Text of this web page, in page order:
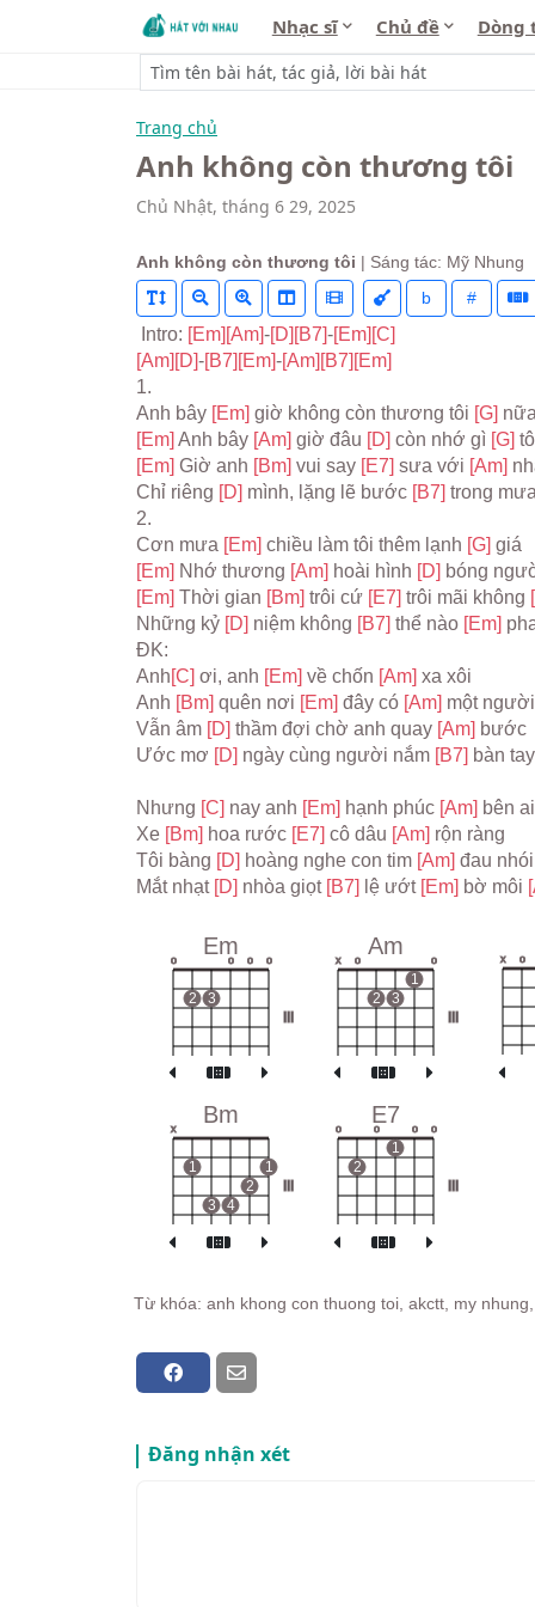
Nhạc sĩ Chủ đề Dòng
Trang chủ
Anh không còn thương tôi
Chủ Nhật, tháng 6 29, 2025
Anh không còn thương tôi | Sáng tác: Mỹ Nhung
b
#
Intro: [Em] [Am]-[D] [B7]-[Em] [C]
[Am] [D]-[B7] [Em]-[Am] [B7] [Em]
1.
Anh bây [Em] giờ không còn thương tôi [G] nữa
[Em] Anh bây [Am] giờ đâu [D] còn nhớ gì [G]
[Em] Giờ anh [Bm] vui say [E7] sưa với [Am]
Chỉ riêng [D] mình, lặng lẽ bước [B7] trong mưa
2.
Cơn mưa [Em] chiều làm tôi thêm lạnh [G] giá
[Em] Nhớ thương [Am] hoài hình [D] bóng
[Em] Thời gian [Bm] trôi cứ [E7] trôi mãi không
Những kỷ [D] niệm không [B7] thể nào [Em]
ĐK:
Anh[C] ơi, anh [Em] về chốn [Am] xa xôi
Anh [Bm] quên nơi [Em] đây có [Am] một người
Vẫn âm [D] thầm đợi chờ anh quay [Am] bước
Ước mơ [D] ngày cùng người nắm [B7] bàn tay
Nhưng [C] nay anh [Em] hạnh phúc [Am] bên ai
Xe [Bm] hoa rước [E7] cô dâu [Am] rộn ràng
Tôi bàng [D] hoàng nghe con tim [Am] đau nhói
Mắt nhạt [D] nhòa giọt [B7] lệ ướt [Em] bờ môi
Em
o
2 3
o o o
Am
x o
2 3
1
o x o
Bm
x
1
3 4
2
1
E7
o
2
o
1
o o
Từ khóa: anh khong con thuong toi, akctt, my
Đăng nhận xét